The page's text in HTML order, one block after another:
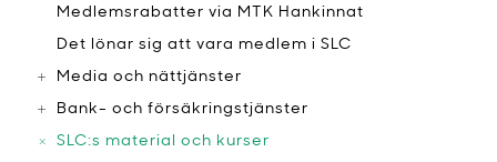
Medlemsrabatter via MTK Hankinnat
​Det lönar sig att vara medlem i SLC
Media och nättjänster
Bank- och försäkringstjänster
SLC:s material och kurser